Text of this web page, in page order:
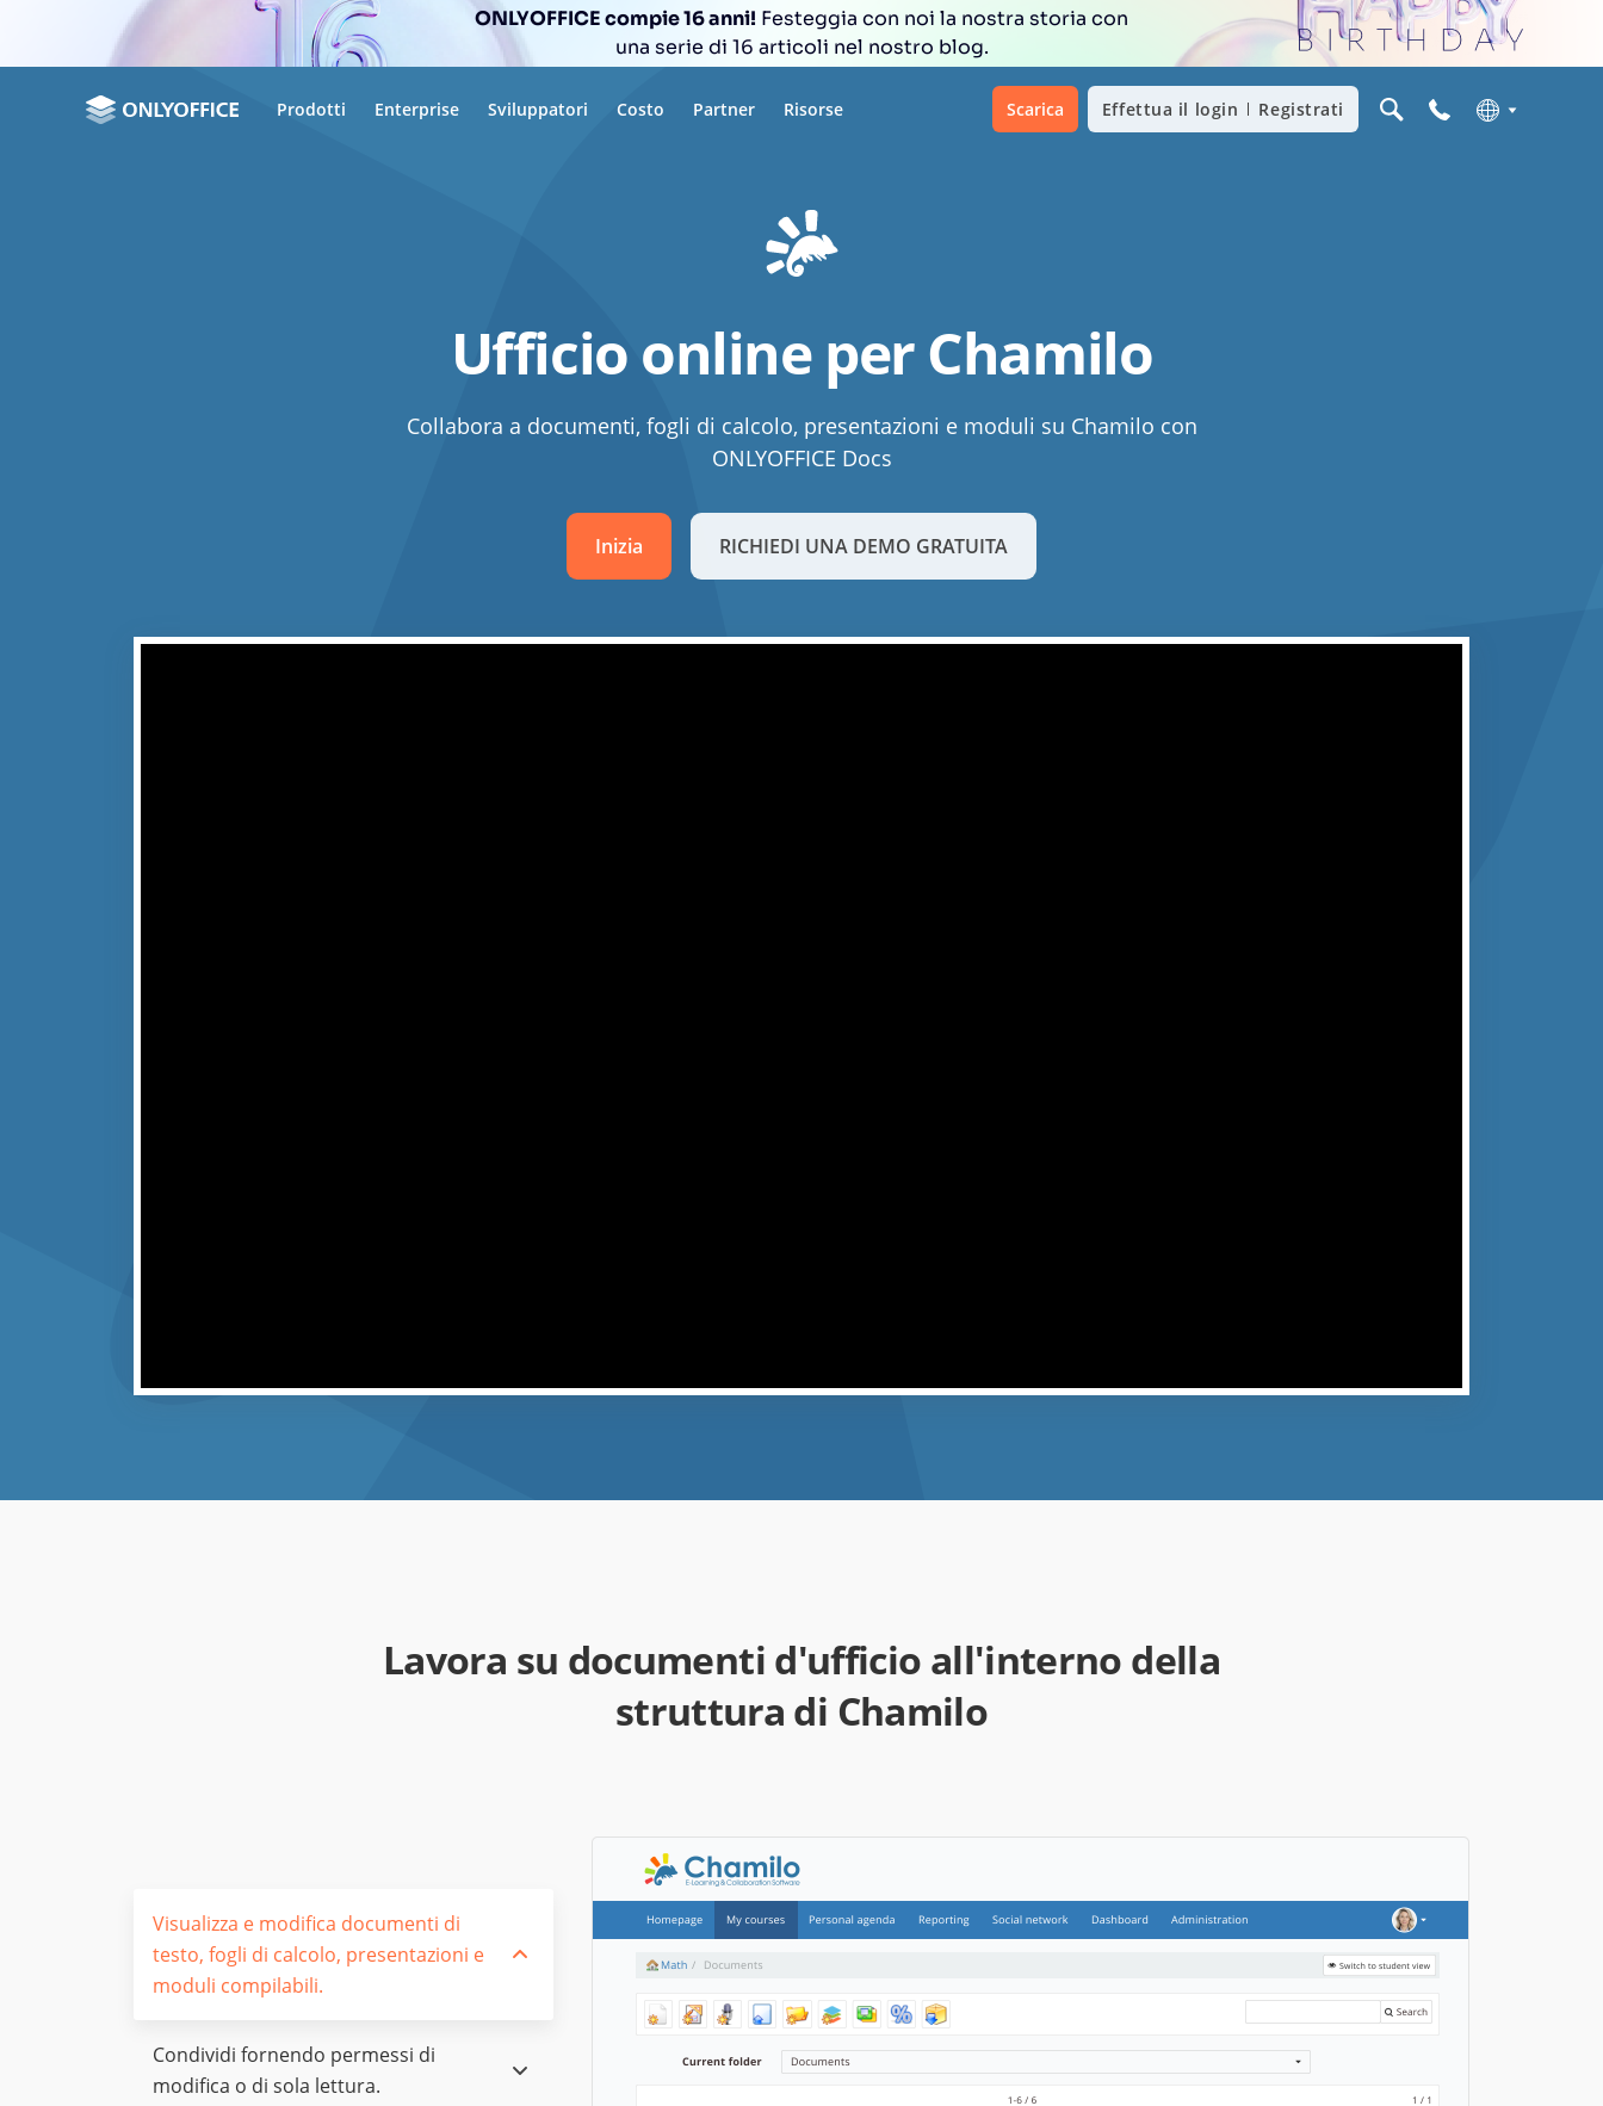
ONLYOFFICE compie 16 anni! Festeggia con noi la nostra storia con
una serie di 16 articoli nel nostro blog.
Prodotti Enterprise Sviluppatori Costo Partner Risorse Scarica Effettua il login Registrati
Ufficio online per Chamilo
Collabora a documenti, fogli di calcolo, presentazioni e moduli su Chamilo con
ONLYOFFICE Docs
Inizia RICHIEDI UNA DEMO GRATUITA
Lavora su documenti d'ufficio all'interno della
struttura di Chamilo
Visualizza e modifica documenti di
testo, fogli di calcolo, presentazioni e
moduli compilabili.
Condividi fornendo permessi di
modifica o di sola lettura.